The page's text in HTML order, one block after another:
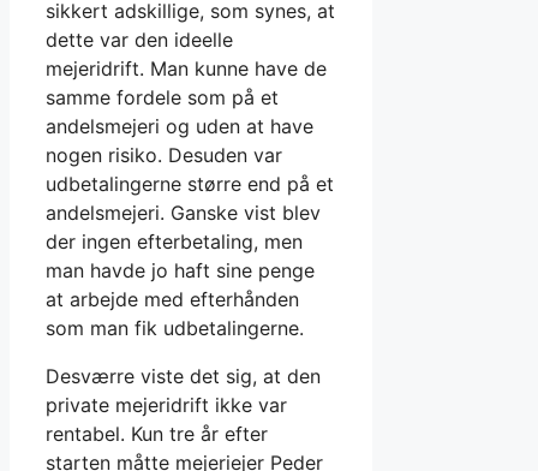
sikkert adskillige, som synes, at
dette var den ideelle
mejeridrift. Man kunne have de
samme fordele som på et
andelsmejeri og uden at have
nogen risiko. Desuden var
udbetalingerne større end på et
andelsmejeri. Ganske vist blev
der ingen efterbetaling, men
man havde jo haft sine penge
at arbejde med efterhånden
som man fik udbetalingerne.
Desværre viste det sig, at den
private mejeridrift ikke var
rentabel. Kun tre år efter
starten måtte mejeriejer Peder